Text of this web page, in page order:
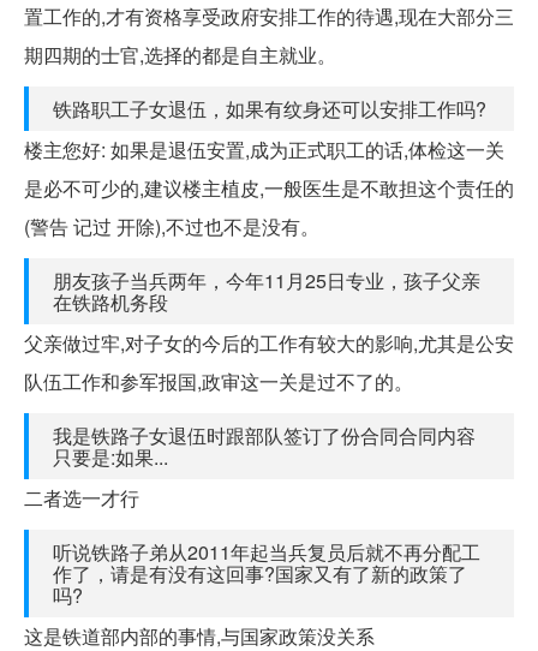
置工作的,才有资格享受政府安排工作的待遇,现在大部分三
期四期的士官,选择的都是自主就业。
铁路职工子女退伍，如果有纹身还可以安排工作吗?
楼主您好: 如果是退伍安置,成为正式职工的话,体检这一关
是必不可少的,建议楼主植皮,一般医生是不敢担这个责任的
(警告 记过 开除),不过也不是没有。
朋友孩子当兵两年，今年11月25日专业，孩子父亲
在铁路机务段
父亲做过牢,对子女的今后的工作有较大的影响,尤其是公安
队伍工作和参军报国,政审这一关是过不了的。
我是铁路子女退伍时跟部队签订了份合同合同内容
只要是:如果...
二者选一才行
听说铁路子弟从2011年起当兵复员后就不再分配工
作了，请是有没有这回事?国家又有了新的政策了
吗?
这是铁道部内部的事情,与国家政策没关系